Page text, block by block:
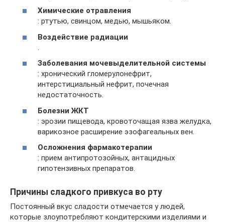
Химические отравления
: ртутью, свинцом, медью, мышьяком.
Воздействие радиации
.
Заболевания мочевыделительной системы
: хронический гломерулонефрит,
интерстициальный нефрит, почечная
недостаточность.
Болезни ЖКТ
: эрозии пищевода, кровоточащая язва желудка,
варикозное расширение эзофагеальных вен.
Осложнения фармакотерапии
: прием антипротозойных, антацидных
гипотензивных препаратов.
Причины сладкого привкуса во рту
Постоянный вкус сладости отмечается у людей,
которые злоупотребляют кондитерскими изделиями и